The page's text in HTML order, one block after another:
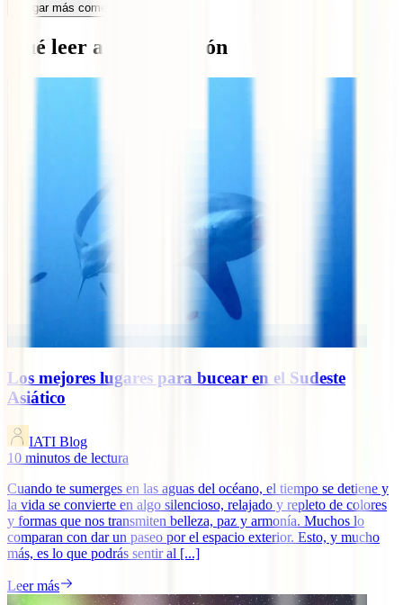
Cargar más comentarios
Qué leer a continuación
Los mejores lugares para bucear en el Sudeste
Asiático
IATI Blog
10 minutos de lectura
Cuando te sumerges en las aguas del océano, el tiempo se detiene y
la vida se convierte en algo silencioso, relajado y repleto de colores
y formas que nos transmiten belleza, paz y armonía. Muchos lo
comparan con dar un paseo por el espacio exterior. Esto, y mucho
más, es lo que podrás sentir al [...]
Leer más